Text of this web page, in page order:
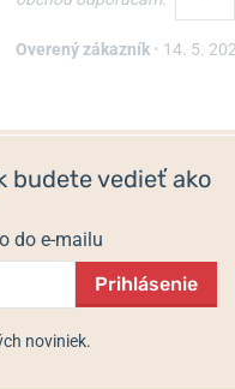
Naťahovač Heisse & Söhne
204.141.141
859 €
Overený zákazník • 14. 5.
budete vedieť ako
do e-mailu
Prihlásenie
noviniek.